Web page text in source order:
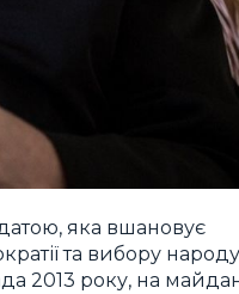
яка вшановує
та вибору народу
2013 року, на